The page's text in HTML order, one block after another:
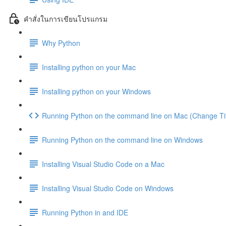
คำสั่งในการเขียนโปรแกรม
Why Python
Installing python on your Mac
Installing python on your Windows
Running Python on the command line on Mac (Change
Running Python on the command line on Windows
Installing Visual Studio Code on a Mac
Installing Visual Studio Code on Windows
Running Python in and IDE